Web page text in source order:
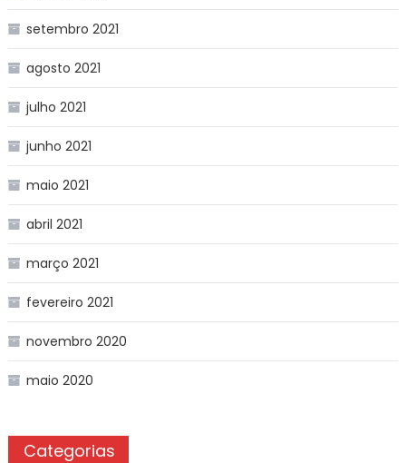
setembro 2021
agosto 2021
julho 2021
junho 2021
maio 2021
abril 2021
março 2021
fevereiro 2021
novembro 2020
maio 2020
Categorias